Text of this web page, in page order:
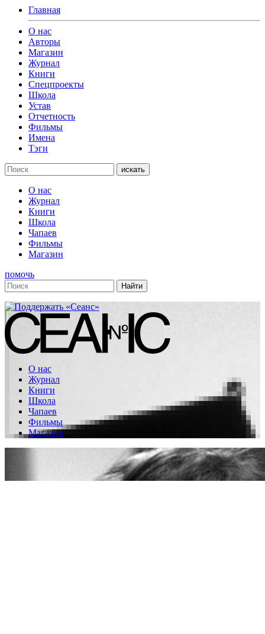
Главная
О нас
Авторы
Магазин
Журнал
Книги
Спецпроекты
Школа
Устав
Отчетность
Фильмы
Имена
Тэги
искать
О нас
Журнал
Книги
Школа
Чапаев
Фильмы
Магазин
помочь
О нас
Журнал
Книги
Школа
Чапаев
Фильмы
Магазин